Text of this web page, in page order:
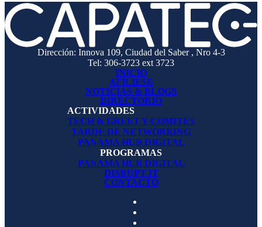
Dirección: Innova 109, Ciudad del Saber , Nro 4-3
Tel: 306-3723 ext 3723
INICIO
AFÍLIESE
NOTICIAS & BLOGS
DIRECTORIO
ACTIVIDADES
TECH & GREET Y COMITES
TARDE DE NETWORKING
PANAMA HUB DIGITAL
PROGRAMAS
PANAMA HUB DIGITAL
DISRUPT-IT
CONTACTO